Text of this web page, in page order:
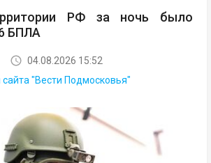
РФ за ночь было
БПЛА
04.08.2026 15:52
"Вести Подмосковья"